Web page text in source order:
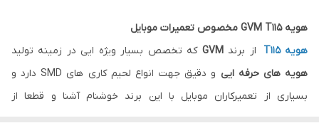
قابلیت ذوب سریع
وزن خالص 750 گرم
هویه GVM T115 مخصوص تعمیرات موبایل
هویه T115
از برندGVM که تخصص بسیار ویژه ایی در زمینه تولید
هویه های حرفه ایی
و دقیق جهت انواع لحیم کاری های SMD دارد و
بسیاری از تعمیرکاران موبایل با این برند خوشنام آشنا و قطعا از